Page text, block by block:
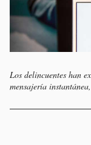
Los delincuentes han
mensajería